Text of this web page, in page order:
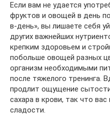
Если вам не удается
фруктов и овощей в день
в-день», вы лишаете себя
других важнейших
крепким здоровьем и
побольше овощей разных
организм необходимыми
после тяжелого тренинга.
продлит ощущение
сахара в крови, так что
сладости.